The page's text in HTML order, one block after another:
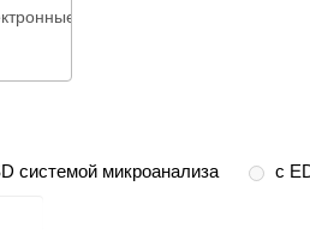
системой микроанализа с